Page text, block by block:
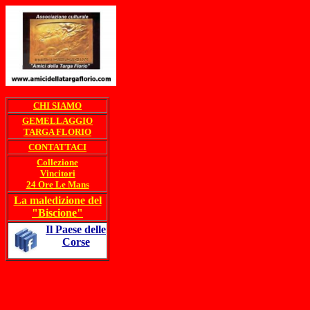
CHI SIAMO
GEMELLAGGIO
TARGA FLORIO
CONTATTACI
Collezione
Vincitori
24 Ore Le Mans
La maledizione del
"Biscione"
Il Paese delle
Corse